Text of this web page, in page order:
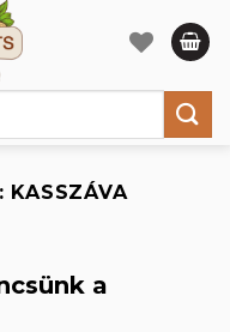
KASSZÁVA
a